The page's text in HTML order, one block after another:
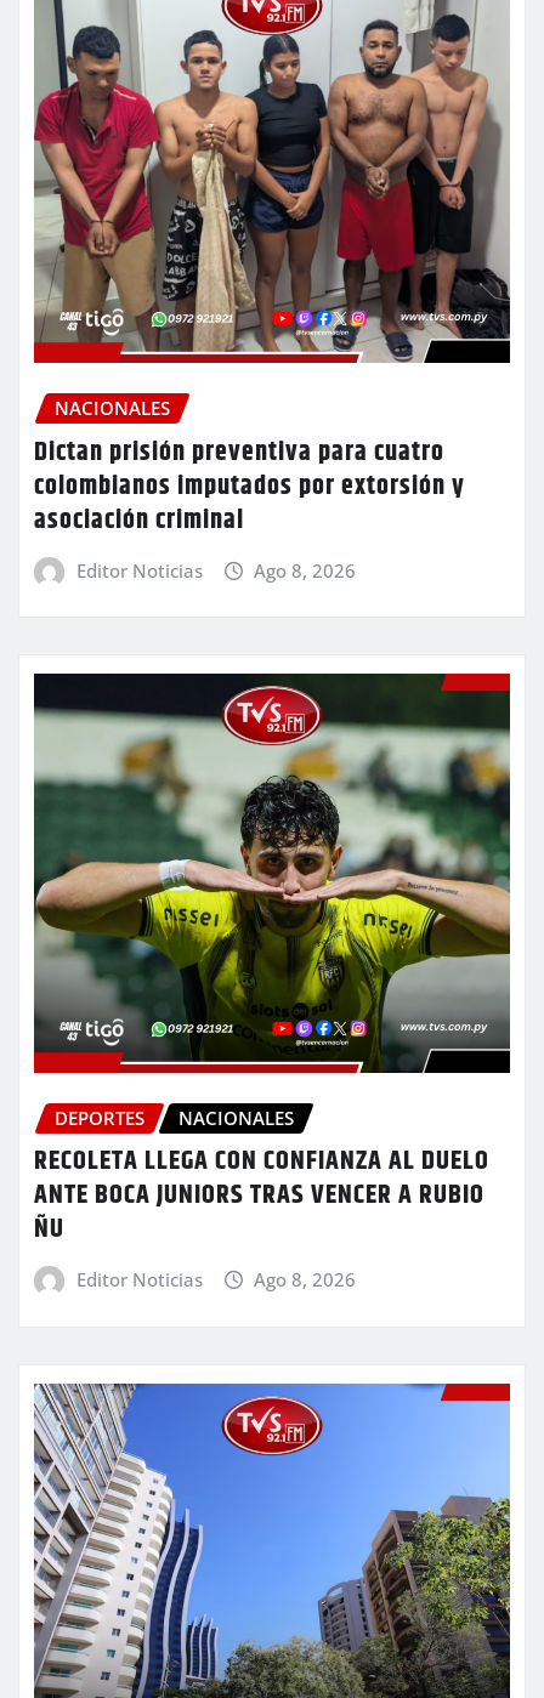
NACIONALES
Dictan prisión preventiva para cuatro
colombianos imputados por extorsión y
asociación criminal
Editor Noticias Ago 8, 2026
DEPORTES NACIONALES
RECOLETA LLEGA CON CONFIANZA AL DUELO
ANTE BOCA JUNIORS TRAS VENCER A RUBIO
ÑU
Editor Noticias Ago 8, 2026